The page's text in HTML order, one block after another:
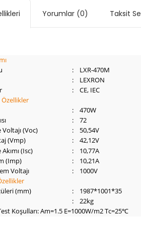
Yorumlar (0) Taksit
:
LXR-470M
:
LEXRON
:
CE, IEC
:
470W
:
72
Voltajı (Voc)
:
50,54V
(Vmp)
:
42,12V
(Isc)
:
10,77A
(Imp)
:
10,21A
Voltajı
:
1000V
(mm)
:
1987*1001*35
:
22kg
Koşulları: Am=1.5 E=1000W/m2 Tc=25℃